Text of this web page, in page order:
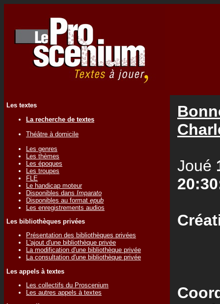
Les textes
La recherche de textes
Théâtre à domicile
Les genres
Les thèmes
Les époques
Les troupes
FLE
Le handicap moteur
Disponibles dans Imparato
Disponibles au format epub
Les enregistrements audios
Les bibliothèques privées
Présentation des bibliothèques privées
L'ajout d'une bibliothèque privée
La modification d'une bibliothèque privée
La consultation d'une bibliothèque privée
Les appels à textes
Les collectifs du Proscenium
Les autres appels à textes
Joué